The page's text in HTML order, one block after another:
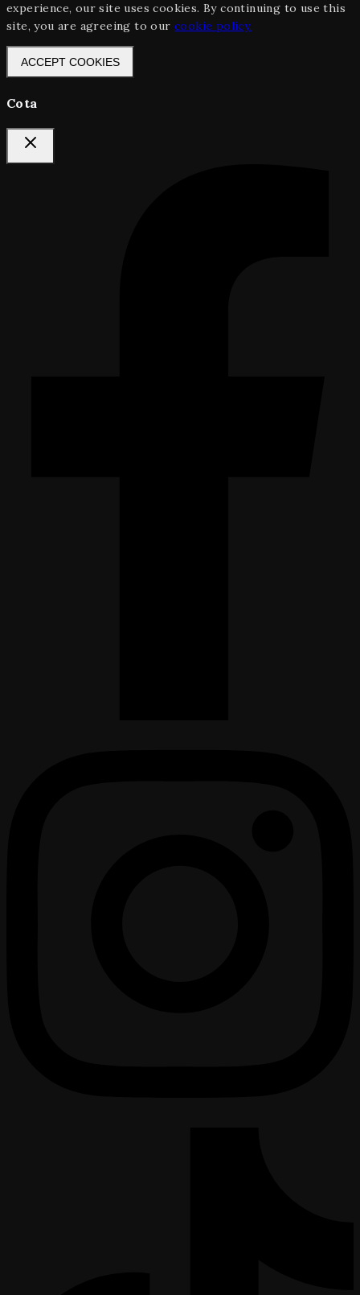
experience, our site uses cookies. By continuing to use this
site, you are agreeing to our cookie policy.
ACCEPT COOKIES
Cota